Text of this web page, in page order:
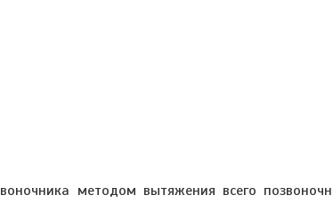
методом вытяжения всего